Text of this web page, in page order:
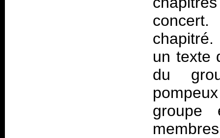
un texte
du
groupe